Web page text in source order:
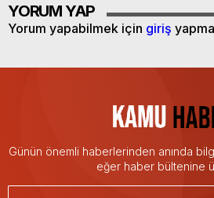
YORUM YAP
Yorum yapabilmek için giriş
Günün önemli haberlerinden anında
eğer haber bültenine